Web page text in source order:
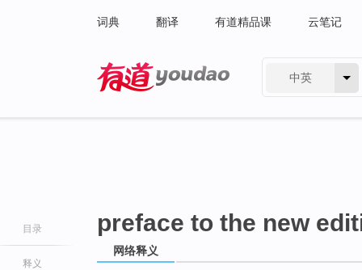
词典 翻译 有道精品课 云笔记
中英
目录
释义
preface to the new
网络释义